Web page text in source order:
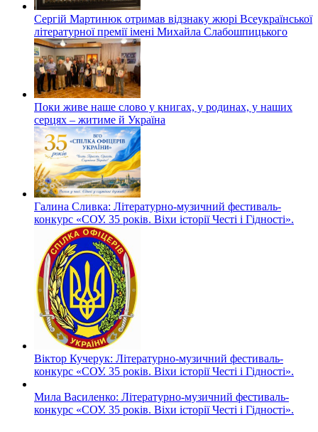
Сергій Мартинюк отримав відзнаку жюрі Всеукраїнської
літературної премії імені Михайла Слабошпицького
Поки живе наше слово у книгах, у родинах, у наших
серцях – житиме й Україна
Галина Сливка: Літературно-музичний фестиваль-
конкурс «СОУ. 35 років. Віхи історії Честі і Гідності».
Віктор Кучерук: Літературно-музичний фестиваль-
конкурс «СОУ. 35 років. Віхи історії Честі і Гідності».
Мила Василенко: Літературно-музичний фестиваль-
конкурс «СОУ. 35 років. Віхи історії Честі і Гідності».